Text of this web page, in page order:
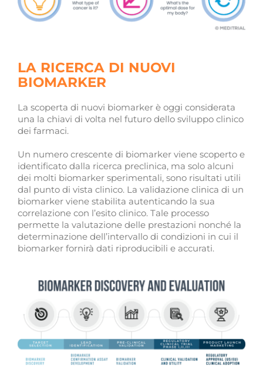
LA RICERCA DI NUOVI
BIOMARKER
La scoperta di nuovi biomarker è oggi considerata
una la chiavi di volta nel futuro dello sviluppo clinico
dei farmaci.
Un numero crescente di biomarker viene scoperto e
identificato dalla ricerca preclinica, ma solo alcuni
dei molti biomarker sperimentali, sono risultati utili
dal punto di vista clinico. La validazione clinica di un
biomarker viene stabilita autenticando la sua
correlazione con l’esito clinico. Tale processo
permette la valutazione delle prestazioni nonché la
determinazione dell’intervallo di condizioni in cui il
biomarker fornirà dati riproducibili e accurati.